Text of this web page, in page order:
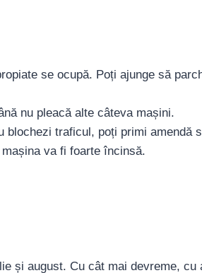
se ocupă. Poți ajunge să
nu pleacă alte câteva mașini.
blochezi traficul, poți primi amendă
va fi foarte încinsă.
și august. Cu cât mai devreme, cu